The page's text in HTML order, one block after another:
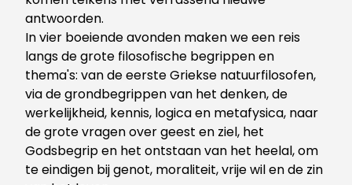
antwoorden.
In vier boeiende avonden maken we een reis
langs de grote filosofische begrippen en
thema's: van de eerste Griekse natuurfilosofen,
via de grondbegrippen van het denken, de
werkelijkheid, kennis, logica en metafysica, naar
de grote vragen over geest en ziel, het
Godsbegrip en het ontstaan van het heelal, om
te eindigen bij genot, moraliteit, vrije wil en de zin